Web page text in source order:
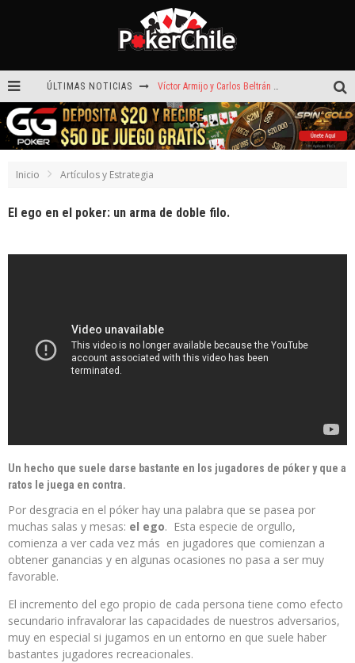
ÚLTIMAS NOTICIAS Víctor Armijo y Carlos Beltrán celebraron en los torneos Turbo de Dreams
Hoy camiseta Firmada por Arturo Vidal gratis en GGPoker
La generación dorada de 2011: el año en que Chile conquistó el póker internacional
Inicio Artículos y Estrategia
El ego en el poker: un arma de doble filo.
Un hecho que suele darse bastante en los jugadores de póker y que a
ratos le juega en contra.
Por desgracia en el póker hay una palabra que se pasea por
muchas salas y mesas: el ego. Esta especie de orgullo,
comienza a ver cada vez más en jugadores que comienzan a
obtener ganancias y en algunas ocasiones no pasa a ser muy
favorable.
El incremento del ego propio de cada persona tiene como efecto
secundario infravalorar las capacidades de nuestros adversarios,
muy en especial si jugamos en un entorno en que suele haber
bastantes jugadores recreacionales.